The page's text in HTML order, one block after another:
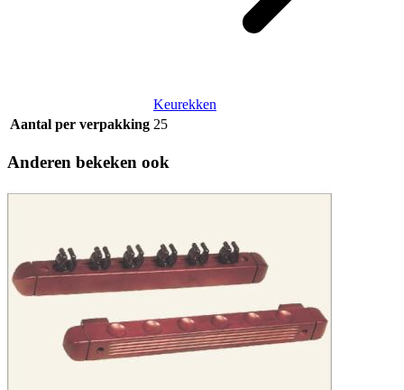
Keurekken
Aantal per verpakking 25
Anderen bekeken ook